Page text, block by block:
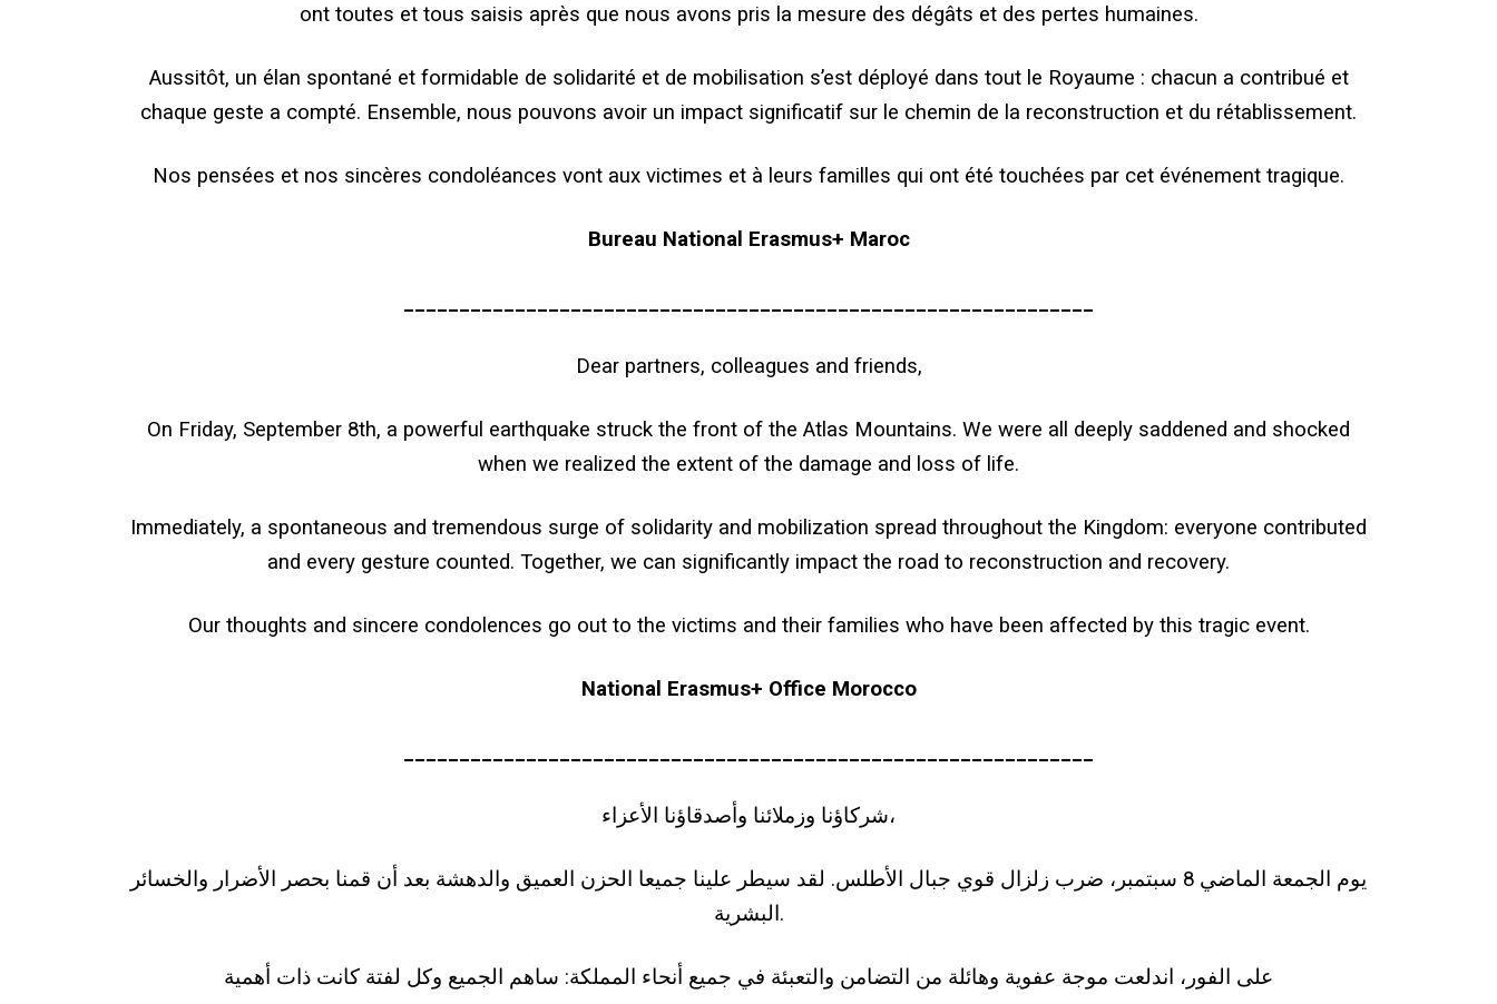
ont toutes et tous saisis après que nous avons pris la mesure des dégâts et des pertes humaines.
Aussitôt, un élan spontané et formidable de solidarité et de mobilisation s’est déployé dans tout le Royaume : chacun a contribué et
chaque geste a compté. Ensemble, nous pouvons avoir un impact significatif sur le chemin de la reconstruction et du rétablissement.
Nos pensées et nos sincères condoléances vont aux victimes et à leurs familles qui ont été touchées par cet événement tragique.
Bureau National Erasmus+ Maroc
Dear partners, colleagues and friends,
On Friday, September 8th, a powerful earthquake struck the front of the Atlas Mountains. We were all deeply saddened and shocked
when we realized the extent of the damage and loss of life.
Immediately, a spontaneous and tremendous surge of solidarity and mobilization spread throughout the Kingdom: everyone contributed
and every gesture counted. Together, we can significantly impact the road to reconstruction and recovery.
Our thoughts and sincere condolences go out to the victims and their families who have been affected by this tragic event.
National Erasmus+ Office Morocco
شركاؤنا وزملائنا وأصدقاؤنا الأعزاء،
يوم الجمعة الماضي 8 سبتمبر، ضرب زلزال قوي جبال الأطلس. لقد سيطر علينا جميعا الحزن العميق والدهشة بعد أن قمنا بحصر الأضرار والخسائر
البشرية.
على الفور، اندلعت موجة عفوية وهائلة من التضامن والتعبئة في جميع أنحاء المملكة: ساهم الجميع وكل لفتة كانت ذات أهمية